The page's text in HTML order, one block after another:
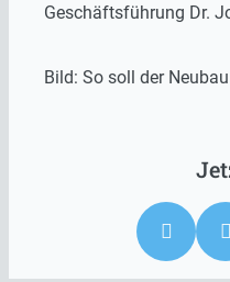
Geschäftsführung Dr.
Bild: So soll der